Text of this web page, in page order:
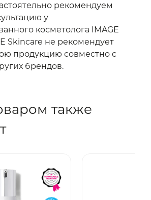
рекомендуем
у
косметолога IMAGE
Skincare не рекомендует
продукцию совместно с
брендов.
также